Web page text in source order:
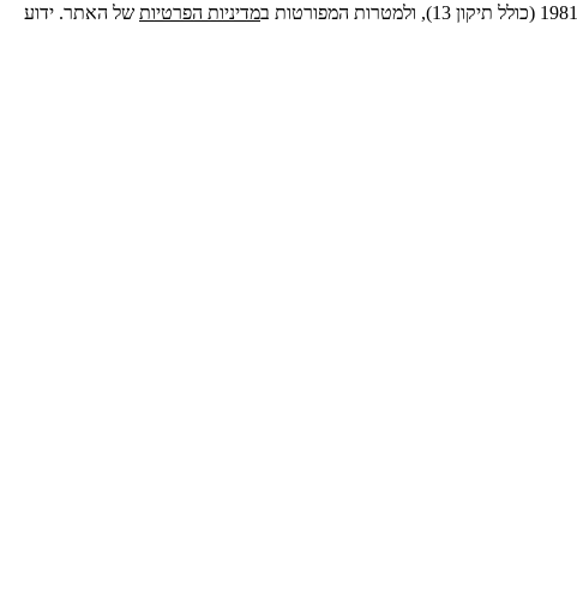
מדיניות הפרטיות של האתר. ידוע